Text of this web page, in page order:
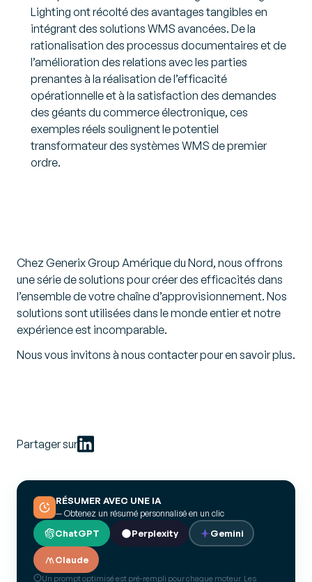
Lighting ont récolté des avantages tangibles en
intégrant des solutions WMS avancées. De la
rationalisation des processus documentaires et de
l’amélioration des relations avec les parties
prenantes à la réalisation de l’efficacité
opérationnelle et à la satisfaction des demandes
des géants du commerce électronique, ces
exemples réels soulignent le potentiel
transformateur des systèmes WMS de premier
ordre.
Chez Generix Group Amérique du Nord, nous offrons
une série de solutions pour créer des efficacités dans
l’ensemble de votre chaîne d’approvisionnement. Nos
solutions sont utilisées dans le monde entier et notre
expérience est incomparable.
Nous vous invitons à nous contacter pour en savoir plus.
Partager sur
RÉSUMER AVEC UNE IA
— Obtenez un résumé personnalisé en un clic
ChatGPT Perplexity Gemini
Claude
Un prompt optimisé est pré-rempli pour chaque moteur. Les